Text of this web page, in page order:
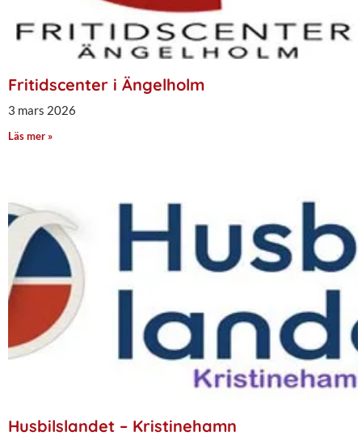
Fritidscenter i Ängelholm
3 mars 2026
Läs mer »
Husbilslandet – Kristinehamn